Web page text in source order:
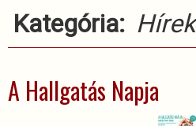
Kategória: Hírek
A Hallgatás Napja